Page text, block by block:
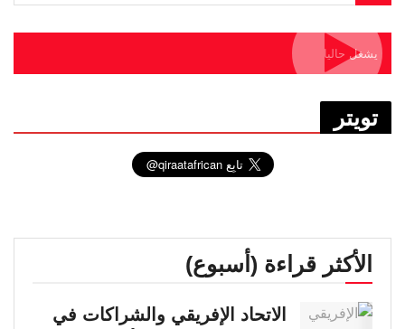
يشغل حاليا
تويتر
الأكثر قراءة (أسبوع)
الاتحاد الإفريقي والشراكات في